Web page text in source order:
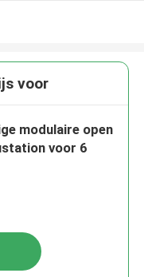
voor
modulaire open
voor 6